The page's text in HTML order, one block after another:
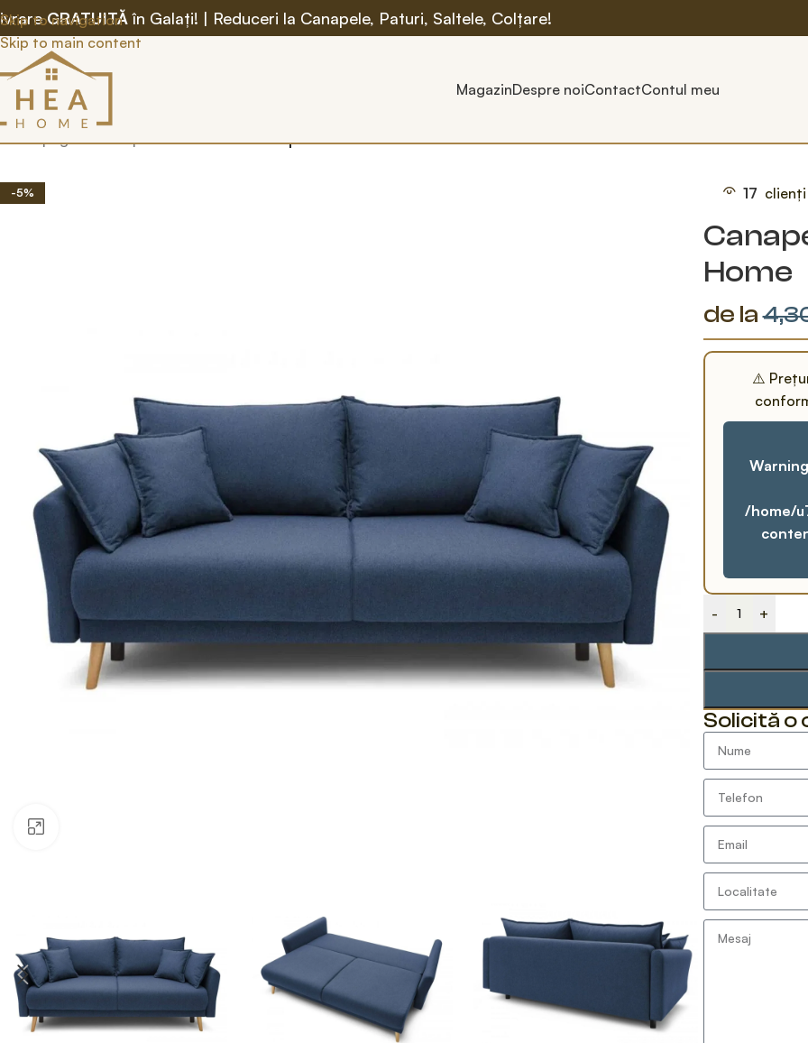
Skip to navigation
Skip to main content
GRATUITĂ în Galați! | Reduceri la Canapele, Paturi, Saltele, Colțare!
MagazinDespre noiContactContul meu
Prima pagină/ Canapele/ Extensibile/ Canapea Extensibilă Juliet - HEA Home
-5% 17 clienți
Home
de la
⚠️
Warning
/home/
- +
Solicită o